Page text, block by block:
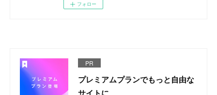
フォロー
PR
プレミアムプランでもっと自由な